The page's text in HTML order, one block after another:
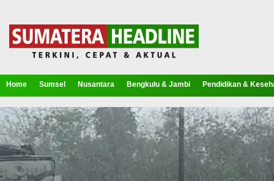
Home Sumsel Nusantara Bengkulu & Jambi Pendidikan &